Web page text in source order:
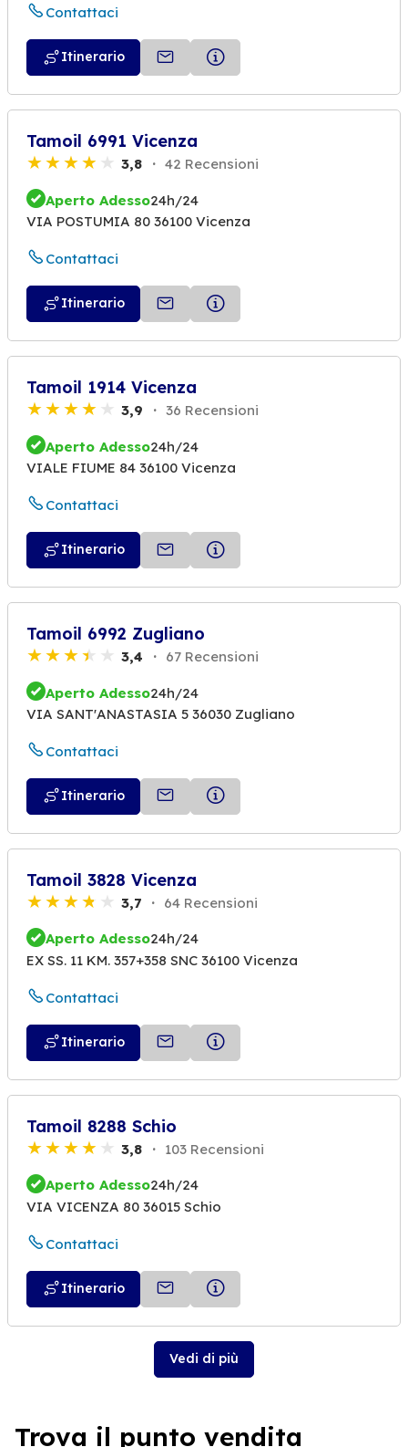
Contattaci
Itinerario
Tamoil 6991 Vicenza
3,8 42 Recensioni
Aperto Adesso24h/24
VIA POSTUMIA 80 36100 Vicenza
Contattaci
Itinerario
Tamoil 1914 Vicenza
3,9 36 Recensioni
Aperto Adesso24h/24
VIALE FIUME 84 36100 Vicenza
Contattaci
Itinerario
Tamoil 6992 Zugliano
3,4 67 Recensioni
Aperto Adesso24h/24
VIA SANT'ANASTASIA 5 36030 Zugliano
Contattaci
Itinerario
Tamoil 3828 Vicenza
3,7 64 Recensioni
Aperto Adesso24h/24
EX SS. 11 KM. 357+358 SNC 36100 Vicenza
Contattaci
Itinerario
Tamoil 8288 Schio
3,8 103 Recensioni
Aperto Adesso24h/24
VIA VICENZA 80 36015 Schio
Contattaci
Itinerario
Vedi di più
Trova il punto vendita